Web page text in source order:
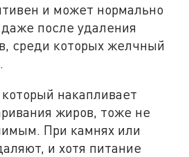
и может нормально
после удаления
среди которых желчный
накапливает
жиров, тоже не
При камнях или
и хотя питание